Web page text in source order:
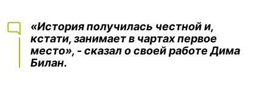
«История получилась честной и,
кстати, занимает в чартах первое
место», - сказал о своей работе Дима
Билан.